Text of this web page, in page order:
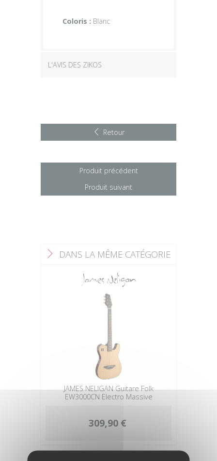
Coloris : Blanc
L'AVIS DES ZIKOS
Retour
Produit précédent
Produit suivant
F DANS LA MÊME CATÉGORIE
JAMES NELIGAN Guitare Folk
EW3000CN Electro Massive
309,90 €